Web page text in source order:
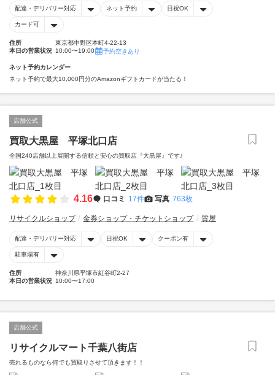
配達・デリバリー対応 ネット予約 日祝OK
カード可
住所
東京都中野区本町4-22-13
本日の営業状況 10:00〜19:00 予約空きあり
ネット予約カレンダー
ネット予約で最大10,000円分のAmazonギフトカードが当たる！
店舗公式
買取大黒屋 平塚北口店
全国240店舗以上展開する信頼と安心の買取店『大黒屋』です♪
4.16 口コミ 17件 写真 763枚
リサイクルショップ 金券ショップ・チケットショップ 質屋
配達・デリバリー対応 日祝OK クーポン有
駐車場有
住所
神奈川県平塚市紅谷町2-27
本日の営業状況 10:00〜17:00
店舗公式
リサイクルマート千葉八街店
売れるものなら何でも買取りさせて頂きます！！